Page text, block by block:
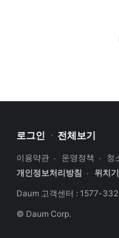
로그인 전체보기
이용약관 운영정책 청
개인정보처리방침
위치
Daum 고객센터 : 1577-
© Daum Corp.